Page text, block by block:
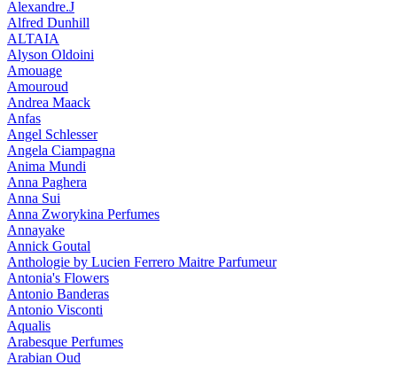
Alexandre.J
Alfred Dunhill
ALTAIA
Alyson Oldoini
Amouage
Amouroud
Andrea Maack
Anfas
Angel Schlesser
Angela Ciampagna
Anima Mundi
Anna Paghera
Anna Sui
Anna Zworykina Perfumes
Annayake
Annick Goutal
Anthologie by Lucien Ferrero Maitre Parfumeur
Antonia's Flowers
Antonio Banderas
Antonio Visconti
Aqualis
Arabesque Perfumes
Arabian Oud